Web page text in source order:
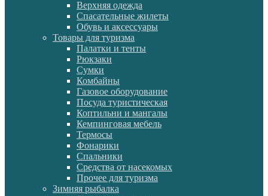
Верхняя одежда
Спасательные жилеты
Обувь и аксессуары
Товары для туризма
Палатки и тенты
Рюкзаки
Сумки
Комбайны
Газовое оборудование
Посуда туристическая
Коптильни и мангалы
Кемпинговая мебель
Термосы
Фонарики
Спальники
Средства от насекомых
Прочее для туризма
Зимняя рыбалка